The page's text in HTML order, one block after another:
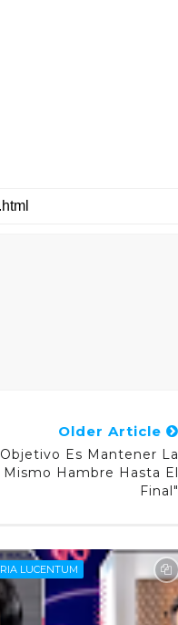
Older Article
Es Mantener La
Hambre Hasta El
Final"
LUCENTUM